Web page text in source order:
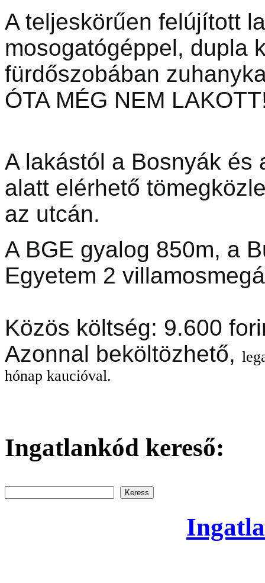
A teljeskörűen felújított
mosogatógéppel, dupla
fürdőszobában
ÓTA MÉG NEM
A lakástól a Bosnyák és
alatt elérhető
az utcán.
A BGE gyalog 850m, a
Egyetem 2
Közös költség: 9.600
Azonnal beköltözhető,
hónap kaucióval.
Ingatlankód kereső:
Keress